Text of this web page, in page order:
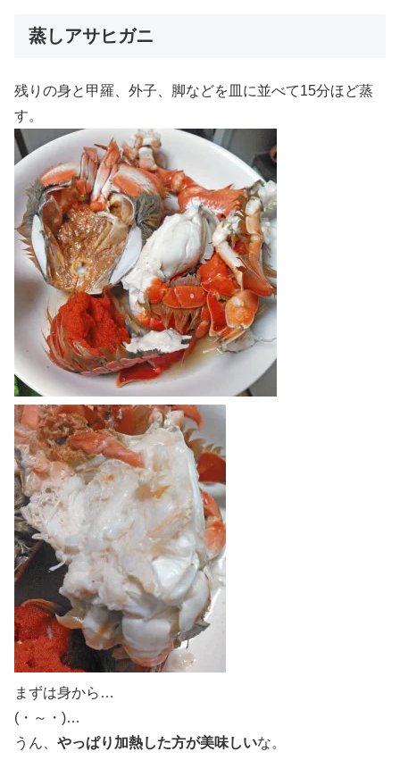
蒸しアサヒガニ
残りの身と甲羅、外子、脚などを皿に並べて15分ほど蒸
す。
まずは身から…
(・～・)…
うん、 やっぱり加熱した方が美味しいな。